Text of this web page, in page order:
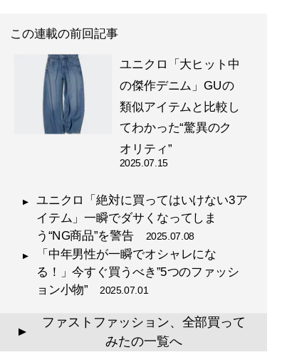
この連載の前回記事
ユニクロ「大ヒット中
の傑作デニム」GUの
類似アイテムと比較し
てわかった“驚異のク
オリティ”
2025.07.15
ユニクロ「絶対に買ってはいけない3ア
イテム」一瞬でダサくなってしま
う“NG商品”を警告
2025.07.08
「中年男性が一瞬でオシャレにな
る！」今すぐ買うべき”5つのファッシ
ョン小物” 2025.07.01
▲
ファストファッション、全部買って
みたの一覧へ